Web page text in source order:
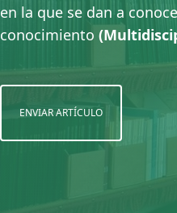
en la que se dan a
conocimiento
ENVIAR ARTÍCULO